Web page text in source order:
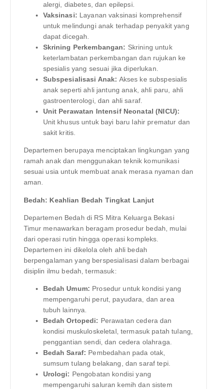
alergi, diabetes, dan epilepsi.
Vaksinasi: Layanan vaksinasi komprehensif
untuk melindungi anak terhadap penyakit yang
dapat dicegah.
Skrining Perkembangan: Skrining untuk
keterlambatan perkembangan dan rujukan ke
spesialis yang sesuai jika diperlukan.
Subspesialisasi Anak: Akses ke subspesialis
anak seperti ahli jantung anak, ahli paru, ahli
gastroenterologi, dan ahli saraf.
Unit Perawatan Intensif Neonatal (NICU):
Unit khusus untuk bayi baru lahir prematur dan
sakit kritis.
Departemen berupaya menciptakan lingkungan yang
ramah anak dan menggunakan teknik komunikasi
sesuai usia untuk membuat anak merasa nyaman dan
aman.
Bedah: Keahlian Bedah Tingkat Lanjut
Departemen Bedah di RS Mitra Keluarga Bekasi
Timur menawarkan beragam prosedur bedah, mulai
dari operasi rutin hingga operasi kompleks.
Departemen ini dikelola oleh ahli bedah
berpengalaman yang berspesialisasi dalam berbagai
disiplin ilmu bedah, termasuk:
Bedah Umum: Prosedur untuk kondisi yang
mempengaruhi perut, payudara, dan area
tubuh lainnya.
Bedah Ortopedi: Perawatan cedera dan
kondisi muskuloskeletal, termasuk patah tulang,
penggantian sendi, dan cedera olahraga.
Bedah Saraf: Pembedahan pada otak,
sumsum tulang belakang, dan saraf tepi.
Urologi: Pengobatan kondisi yang
mempengaruhi saluran kemih dan sistem